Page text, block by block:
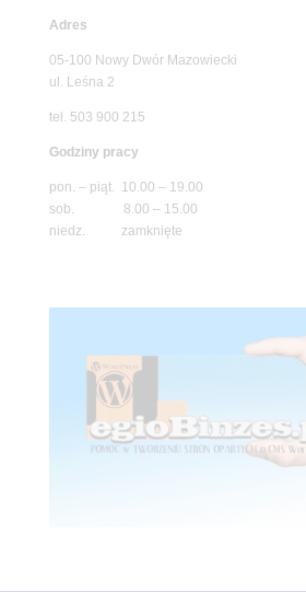
Adres
05-100 Nowy Dwór Mazowiecki
ul. Leśna 2
tel. 503 900 215
Godziny pracy
pon. – piąt. 10.00 – 19.00
sob. 8.00 – 15.00
niedz. zamknięte